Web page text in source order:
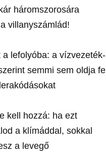
háromszorosára
villanyszámlád!
a lefolyóba: a vízvezeték-
semmi sem oldja fel
kell hozzá: ha ezt
a klímáddal, sokkal
a levegő